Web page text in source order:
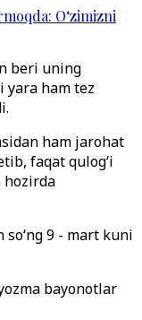
O‘zimizni
beri uning
ham tez
ham jarohat
faqat qulog‘i
hozirda
9 - mart kuni
bayonotlar